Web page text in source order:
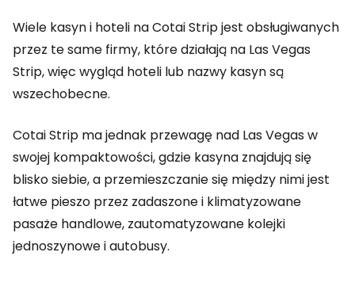
Wiele kasyn i hoteli na Cotai Strip jest obsługiwanych
przez te same firmy, które działają na Las Vegas
Strip, więc wygląd hoteli lub nazwy kasyn są
wszechobecne.
Cotai Strip ma jednak przewagę nad Las Vegas w
swojej kompaktowości, gdzie kasyna znajdują się
blisko siebie, a przemieszczanie się między nimi jest
łatwe pieszo przez zadaszone i klimatyzowane
pasaże handlowe, zautomatyzowane kolejki
jednoszynowe i autobusy.